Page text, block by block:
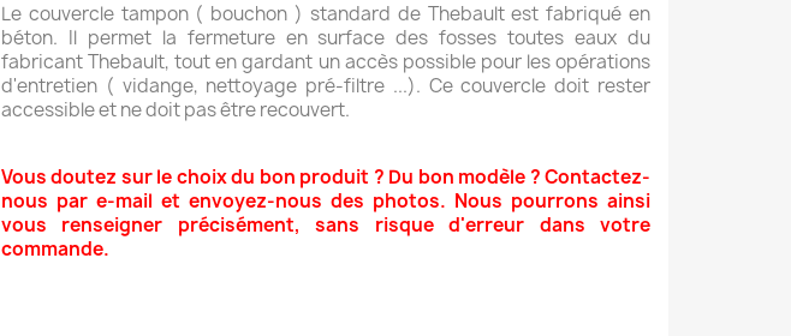
Le couvercle tampon ( bouchon ) standard de Thebault est fabriqué en
béton. Il permet la fermeture en surface des fosses toutes eaux du
fabricant Thebault, tout en gardant un accès possible pour les opérations
d'entretien ( vidange, nettoyage pré-filtre ...). Ce couvercle doit rester
accessible et ne doit pas être recouvert.
Vous doutez sur le choix du bon produit ? Du bon modèle ? Contactez-
nous par e-mail et envoyez-nous des photos. Nous pourrons ainsi
vous renseigner précisément, sans risque d'erreur dans votre
commande.